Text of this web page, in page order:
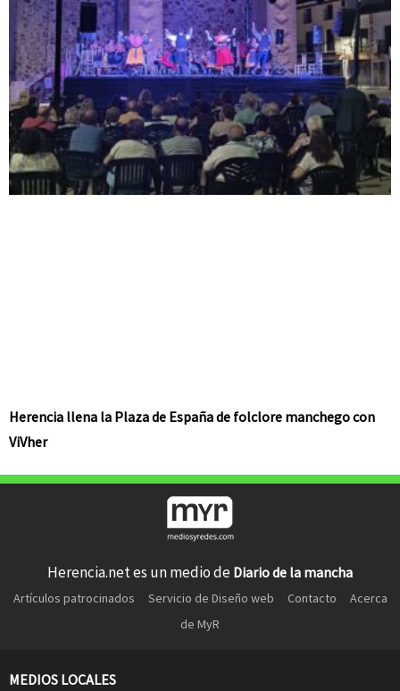
Herencia llena la Plaza de España de folclore manchego con
ViVher
Herencia.net es un medio de Diario de la mancha
Artículos patrocinados Servicio de Diseño web Contacto
Acerca
de MyR
MEDIOS LOCALES